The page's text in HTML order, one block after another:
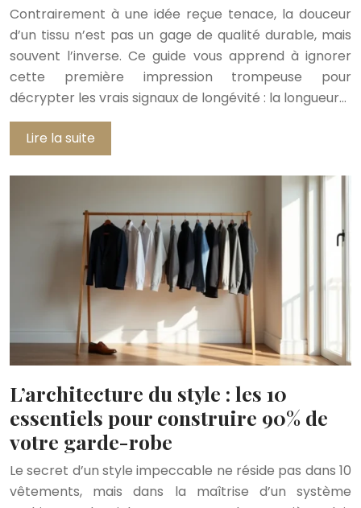
Contrairement à une idée reçue tenace, la douceur
d’un tissu n’est pas un gage de qualité durable, mais
souvent l’inverse. Ce guide vous apprend à ignorer
cette première impression trompeuse pour
décrypter les vrais signaux de longévité : la longueur…
Lire la suite
L’architecture du style : les 10
essentiels pour construire 90% de
votre garde-robe
Le secret d’un style impeccable ne réside pas dans 10
vêtements, mais dans la maîtrise d’un système